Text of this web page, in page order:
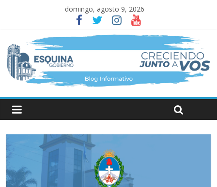
domingo, agosto 9, 2026